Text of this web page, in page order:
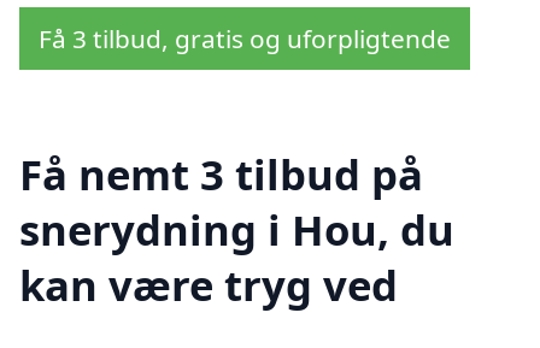
Få 3 tilbud, gratis og uforpligtende
Få nemt 3 tilbud på
snerydning i Hou, du
kan være tryg ved